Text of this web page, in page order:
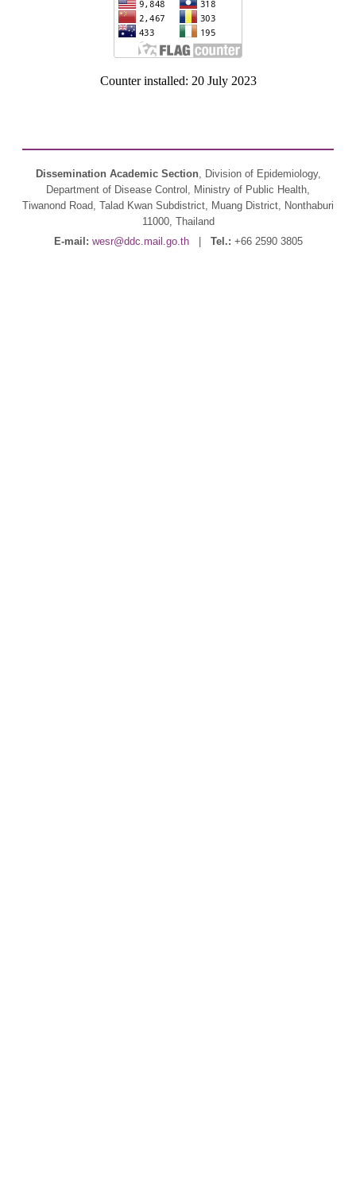
Counter installed: 20 July 2023
Dissemination Academic Section, Division of Epidemiology,
Department of Disease Control, Ministry of Public Health,
Tiwanond Road, Talad Kwan Subdistrict, Muang District, Nonthaburi
11000, Thailand
E-mail: wesr@ddc.mail.go.th| Tel.: +66 2590 3805